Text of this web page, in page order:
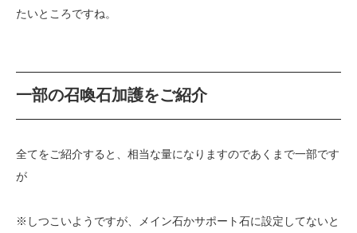
たいところですね。
一部の召喚石加護をご紹介
全てをご紹介すると、相当な量になりますのであくまで一部です
が
※しつこいようですが、メイン石かサポート石に設定してないと